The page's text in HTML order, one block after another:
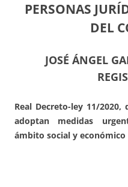
PERSONAS
DEL
JOSÉ ÁNGEL
Real Decreto-ley 11/
adoptan medidas
ámbito social y económico